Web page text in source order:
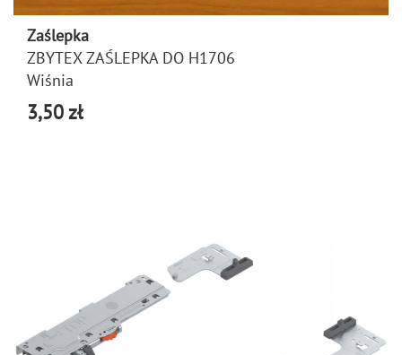
Zaślepka
ZBYTEX ZAŚLEPKA DO H1706
Wiśnia
3,50 zł